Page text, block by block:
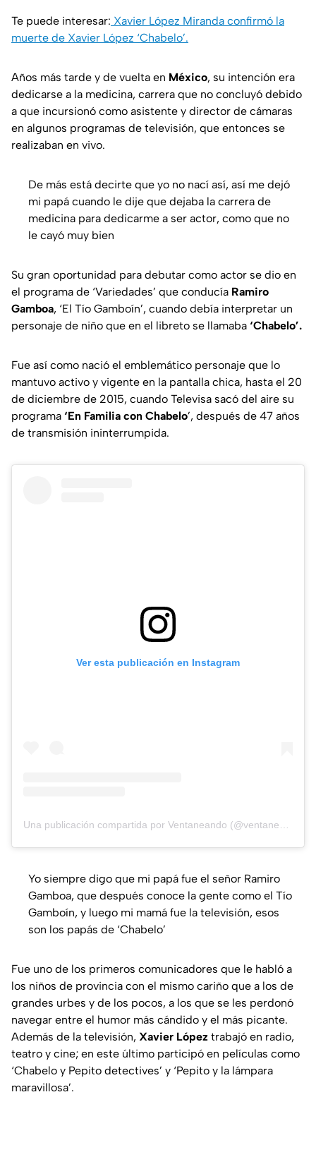
Te puede interesar: Xavier López Miranda confirmó la
muerte de Xavier López ‘Chabelo’.
Años más tarde y de vuelta en México, su intención era
dedicarse a la medicina, carrera que no concluyó debido
a que incursionó como asistente y director de cámaras
en algunos programas de televisión, que entonces se
realizaban en vivo.
De más está decirte que yo no nací así, así me dejó
mi papá cuando le dije que dejaba la carrera de
medicina para dedicarme a ser actor, como que no
le cayó muy bien
Su gran oportunidad para debutar como actor se dio en
el programa de ‘Variedades’ que conducía Ramiro
Gamboa, ‘El Tío Gamboín’, cuando debía interpretar un
personaje de niño que en el libreto se llamaba ‘Chabelo’.
Fue así como nació el emblemático personaje que lo
mantuvo activo y vigente en la pantalla chica, hasta el 20
de diciembre de 2015, cuando Televisa sacó del aire su
programa ‘En Familia con Chabelo’, después de 47 años
de transmisión ininterrumpida.
Ver esta publicación en Instagram
Yo siempre digo que mi papá fue el señor Ramiro
Gamboa, que después conoce la gente como el Tío
Gamboín, y luego mi mamá fue la televisión, esos
son los papás de ‘Chabelo’
Fue uno de los primeros comunicadores que le habló a
los niños de provincia con el mismo cariño que a los de
grandes urbes y de los pocos, a los que se les perdonó
navegar entre el humor más cándido y el más picante.
Además de la televisión, Xavier López trabajó en radio,
teatro y cine; en este último participó en películas como
‘Chabelo y Pepito detectives’ y ‘Pepito y la lámpara
maravillosa’.